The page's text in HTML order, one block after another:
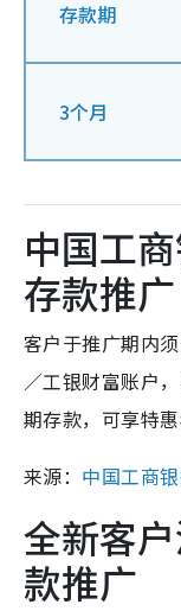
存款期
3个月
中国工
存款推广
客户于推广期内
／工银财富账户
期存款，可享特惠
来源： 中国工商
全新客
款推广